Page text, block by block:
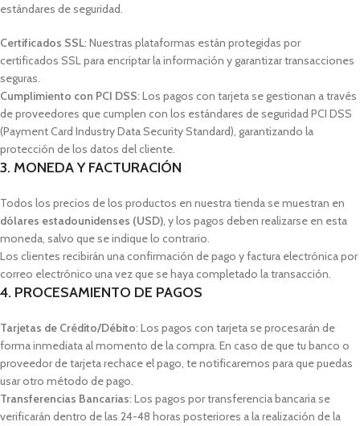
estándares de seguridad.
Certificados SSL: Nuestras plataformas están protegidas por
certificados SSL para encriptar la información y garantizar transacciones
seguras.
Cumplimiento con PCI DSS: Los pagos con tarjeta se gestionan a través
de proveedores que cumplen con los estándares de seguridad PCI DSS
(Payment Card Industry Data Security Standard), garantizando la
protección de los datos del cliente.
3. MONEDA Y FACTURACIÓN
Todos los precios de los productos en nuestra tienda se muestran en
dólares estadounidenses (USD), y los pagos deben realizarse en esta
moneda, salvo que se indique lo contrario.
Los clientes recibirán una confirmación de pago y factura electrónica por
correo electrónico una vez que se haya completado la transacción.
4. PROCESAMIENTO DE PAGOS
Tarjetas de Crédito/Débito: Los pagos con tarjeta se procesarán de
forma inmediata al momento de la compra. En caso de que tu banco o
proveedor de tarjeta rechace el pago, te notificaremos para que puedas
usar otro método de pago.
Transferencias Bancarias: Los pagos por transferencia bancaria se
verificarán dentro de las 24-48 horas posteriores a la realización de la